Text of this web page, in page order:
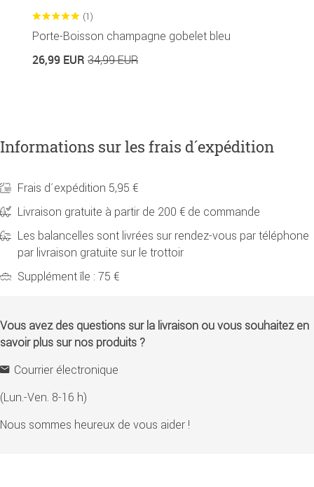
(1)
Porte-Boisson champagne gobelet bleu
26,99 EUR 34,99 EUR
Informations sur les frais d´expédition
Frais d´expédition 5,95 €
Livraison gratuite à partir de 200 € de commande
Les balancelles sont livrées sur rendez-vous par téléphone
par livraison gratuite sur le trottoir
Supplément île : 75 €
Vous avez des questions sur la livraison ou vous souhaitez en
savoir plus sur nos produits ?
Courrier électronique
(Lun.-Ven. 8-16 h)
Nous sommes heureux de vous aider !